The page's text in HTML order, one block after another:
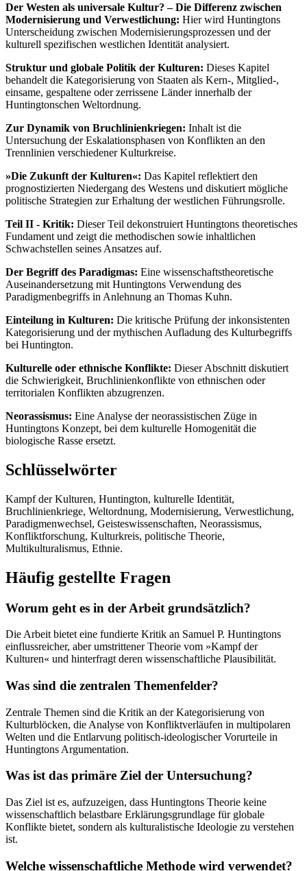
Der Westen als universale Kultur? – Die Differenz zwischen
Modernisierung und Verwestlichung: Hier wird Huntingtons
Unterscheidung zwischen Modernisierungsprozessen und der
kulturell spezifischen westlichen Identität analysiert.
Struktur und globale Politik der Kulturen: Dieses Kapitel
behandelt die Kategorisierung von Staaten als Kern-, Mitglied-,
einsame, gespaltene oder zerrissene Länder innerhalb der
Huntingtonschen Weltordnung.
Zur Dynamik von Bruchlinienkriegen: Inhalt ist die
Untersuchung der Eskalationsphasen von Konflikten an den
Trennlinien verschiedener Kulturkreise.
»Die Zukunft der Kulturen«: Das Kapitel reflektiert den
prognostizierten Niedergang des Westens und diskutiert mögliche
politische Strategien zur Erhaltung der westlichen Führungsrolle.
Teil II - Kritik: Dieser Teil dekonstruiert Huntingtons theoretisches
Fundament und zeigt die methodischen sowie inhaltlichen
Schwachstellen seines Ansatzes auf.
Der Begriff des Paradigmas: Eine wissenschaftstheoretische
Auseinandersetzung mit Huntingtons Verwendung des
Paradigmenbegriffs in Anlehnung an Thomas Kuhn.
Einteilung in Kulturen: Die kritische Prüfung der inkonsistenten
Kategorisierung und der mythischen Aufladung des Kulturbegriffs
bei Huntington.
Kulturelle oder ethnische Konflikte: Dieser Abschnitt diskutiert
die Schwierigkeit, Bruchlinienkonflikte von ethnischen oder
territorialen Konflikten abzugrenzen.
Neorassismus: Eine Analyse der neorassistischen Züge in
Huntingtons Konzept, bei dem kulturelle Homogenität die
biologische Rasse ersetzt.
Schlüsselwörter
Kampf der Kulturen, Huntington, kulturelle Identität,
Bruchlinienkriege, Weltordnung, Modernisierung, Verwestlichung,
Paradigmenwechsel, Geisteswissenschaften, Neorassismus,
Konfliktforschung, Kulturkreis, politische Theorie,
Multikulturalismus, Ethnie.
Häufig gestellte Fragen
Worum geht es in der Arbeit grundsätzlich?
Die Arbeit bietet eine fundierte Kritik an Samuel P. Huntingtons
einflussreicher, aber umstrittener Theorie vom »Kampf der
Kulturen« und hinterfragt deren wissenschaftliche Plausibilität.
Was sind die zentralen Themenfelder?
Zentrale Themen sind die Kritik an der Kategorisierung von
Kulturblöcken, die Analyse von Konfliktverläufen in multipolaren
Welten und die Entlarvung politisch-ideologischer Vorurteile in
Huntingtons Argumentation.
Was ist das primäre Ziel der Untersuchung?
Das Ziel ist es, aufzuzeigen, dass Huntingtons Theorie keine
wissenschaftlich belastbare Erklärungsgrundlage für globale
Konflikte bietet, sondern als kulturalistische Ideologie zu verstehen
ist.
Welche wissenschaftliche Methode wird verwendet?